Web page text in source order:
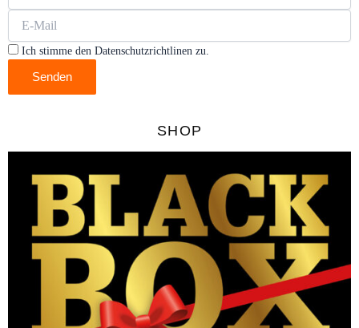
Ich stimme den Datenschutzrichtlinen zu.
Senden
SHOP